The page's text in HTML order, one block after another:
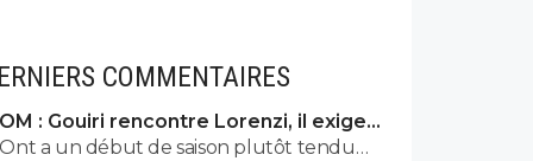
COMMENTAIRES
OM : Gouiri rencontre Lorenzi, il exige
des explications
Ont a un début de saison plutôt tendu